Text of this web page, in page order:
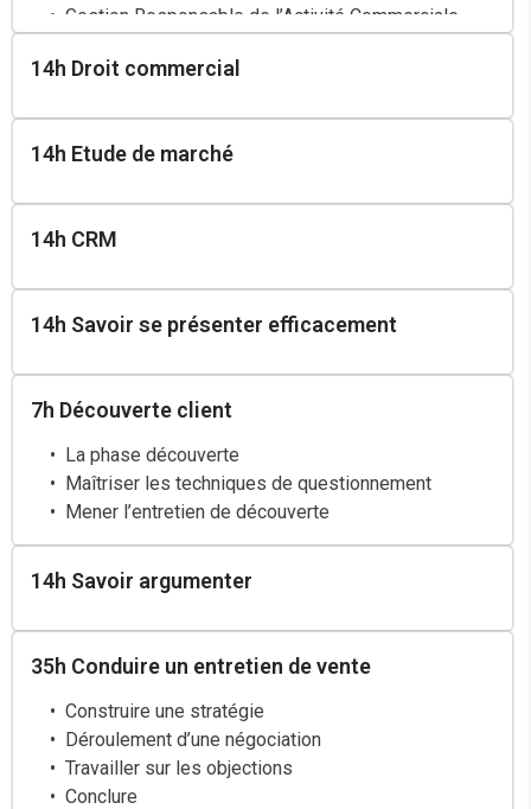
Gestion Responsable de l’Activité Commerciale
14h Droit commercial
14h Etude de marché
14h CRM
14h Savoir se présenter efficacement
7h Découverte client
La phase découverte
Maîtriser les techniques de questionnement
Mener l’entretien de découverte
14h Savoir argumenter
35h Conduire un entretien de vente
Construire une stratégie
Déroulement d’une négociation
Travailler sur les objections
Conclure